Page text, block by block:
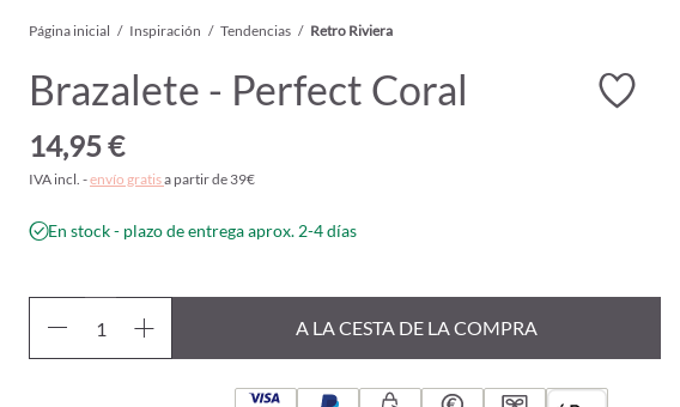
Página inicial / Inspiración / Tendencias / Retro Riviera
Brazalete - Perfect Coral
14,95 €
IVA incl. -envío gratisa partir de 39€
En stock - plazo de entrega aprox. 2-4 días
A LA CESTA DE LA COMPRA